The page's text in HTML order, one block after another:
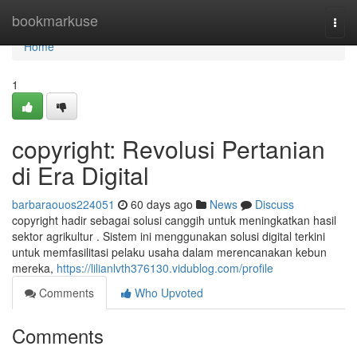
bookmarkuse
Home
Home
1
copyright: Revolusi Pertanian
di Era Digital
barbaraouos224051 60 days ago News
Discuss
copyright hadir sebagai solusi canggih untuk meningkatkan hasil
sektor agrikultur . Sistem ini menggunakan solusi digital terkini
untuk memfasilitasi pelaku usaha dalam merencanakan kebun
mereka, https://lilianlvth376130.vidublog.com/profile
Comments
Who Upvoted
Comments